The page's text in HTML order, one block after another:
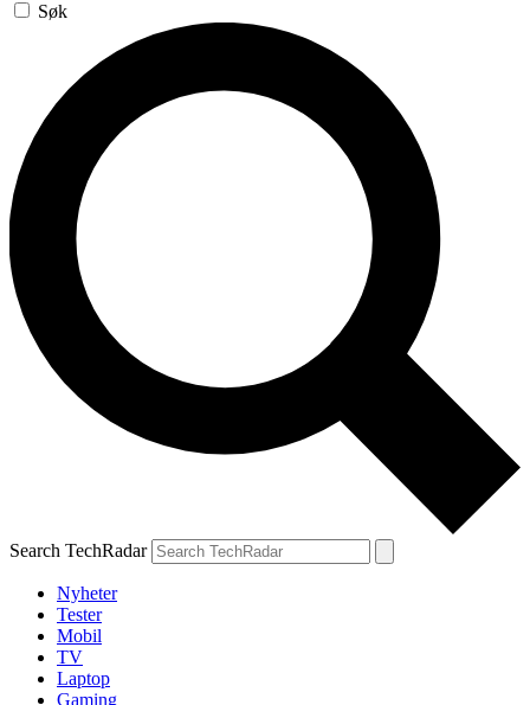
Søk
Search TechRadar
Nyheter
Tester
Mobil
TV
Laptop
Gaming